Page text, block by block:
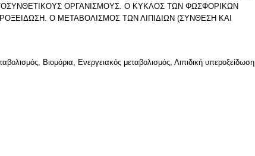
ΟΡΓΑΝΙΣΜΟΥΣ. Ο ΚΥΚΛΟΣ ΤΩΝ ΦΩΣΦΟΡΙΚΩΝ
Ο ΜΕΤΑΒΟΛΙΣΜΟΣ ΤΩΝ ΛΙΠΙΔΙΩΝ (ΣΥΝΘΕΣΗ ΚΑΙ
Bιομόρια, Ενεργειακός μεταβολισμός, Λιπιδική υπεροξείδωση,